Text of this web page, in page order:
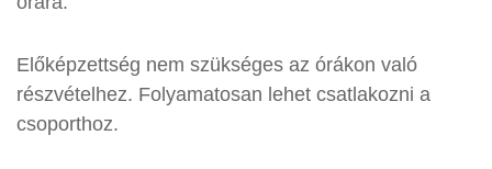
Előképzettség nem szükséges az órákon való
részvételhez. Folyamatosan lehet csatlakozni a
csoporthoz.